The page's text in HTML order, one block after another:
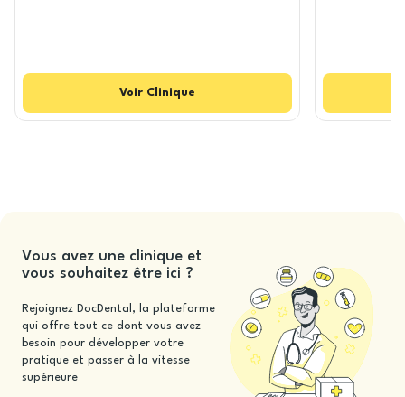
Voir Clinique
Vous avez une clinique et
vous souhaitez être ici ?
Rejoignez DocDental, la plateforme
qui offre tout ce dont vous avez
besoin pour développer votre
pratique et passer à la vitesse
supérieure